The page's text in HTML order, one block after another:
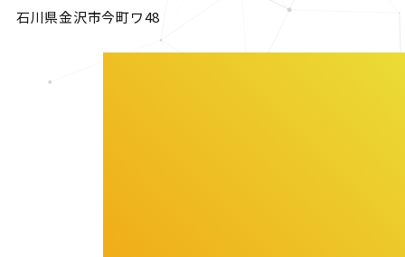
石川県金沢市今町ワ48